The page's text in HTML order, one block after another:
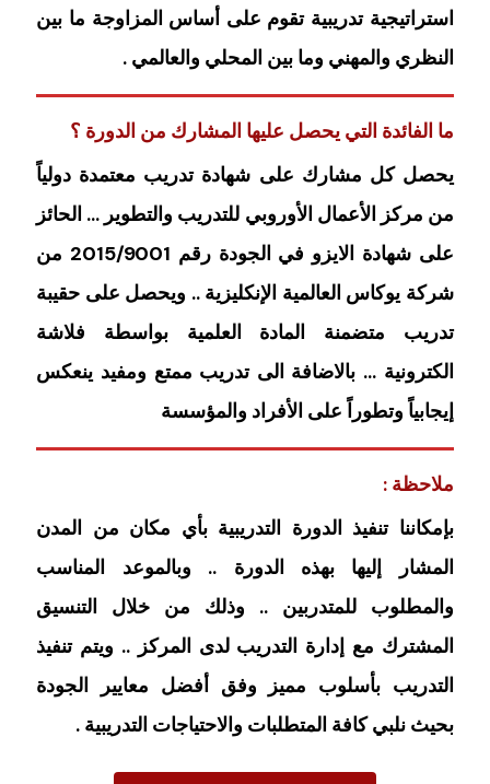
استراتيجية تدريبية تقوم على أساس المزاوجة ما بين
النظري والمهني وما بين المحلي والعالمي .
ما الفائدة التي يحصل عليها المشارك من الدورة ؟
يحصل كل مشارك على شهادة تدريب معتمدة دولياً
من مركز الأعمال الأوروبي للتدريب والتطوير … الحائز
على شهادة الايزو في الجودة رقم 2015/9001 من
شركة يوكاس العالمية الإنكليزية .. ويحصل على حقيبة
تدريب متضمنة المادة العلمية بواسطة فلاشة
الكترونية … بالاضافة الى تدريب ممتع ومفيد ينعكس
إيجابياً وتطوراً على الأفراد والمؤسسة
ملاحظة :
بإمكاننا تنفيذ الدورة التدريبية بأي مكان من المدن
المشار إليها بهذه الدورة .. وبالموعد المناسب
والمطلوب للمتدربين .. وذلك من خلال التنسيق
المشترك مع إدارة التدريب لدى المركز .. ويتم تنفيذ
التدريب بأسلوب مميز وفق أفضل معايير الجودة
بحيث نلبي كافة المتطلبات والاحتياجات التدريبية .